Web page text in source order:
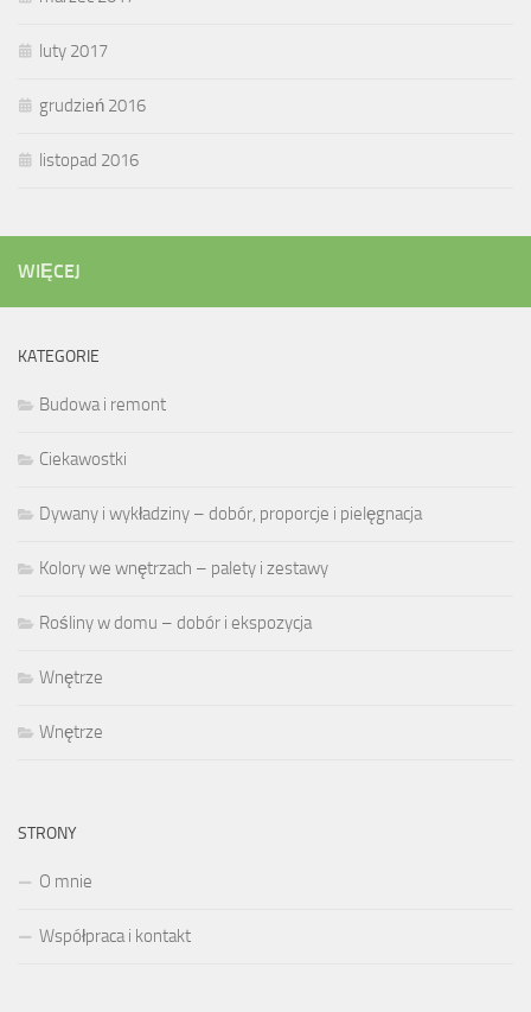
luty 2017
grudzień 2016
listopad 2016
WIĘCEJ
KATEGORIE
Budowa i remont
Ciekawostki
Dywany i wykładziny – dobór, proporcje i pielęgnacja
Kolory we wnętrzach – palety i zestawy
Rośliny w domu – dobór i ekspozycja
Wnętrze
Wnętrze
STRONY
O mnie
Współpraca i kontakt